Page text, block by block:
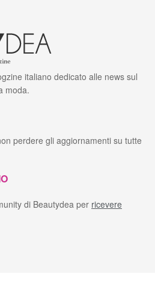
italiano dedicato alle news sul
moda.
perdere gli aggiornamenti su tutte
di Beautydea per ricevere